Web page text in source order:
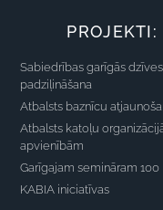
PROJEKTI:
Sabiedrības garīgās dzīves
padziļināšana
Atbalsts baznīcu
Atbalsts katoļu
apvienībām
Garīgajam semināram 100
KABIA iniciatīvas